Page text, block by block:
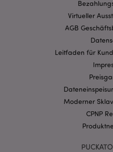
Virtueller
AGB
Leitfaden für
Moderner
CPNP
Benutzeranmeldung und
Ohne unbedingt
Website nicht richtig
CookieScriptConsent